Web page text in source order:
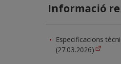
Informació
Especificacions
(27.03.2026)